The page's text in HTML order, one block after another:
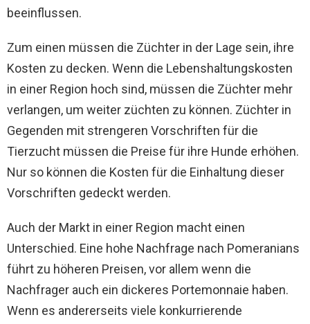
beeinflussen.
Zum einen müssen die Züchter in der Lage sein, ihre
Kosten zu decken. Wenn die Lebenshaltungskosten
in einer Region hoch sind, müssen die Züchter mehr
verlangen, um weiter züchten zu können. Züchter in
Gegenden mit strengeren Vorschriften für die
Tierzucht müssen die Preise für ihre Hunde erhöhen.
Nur so können die Kosten für die Einhaltung dieser
Vorschriften gedeckt werden.
Auch der Markt in einer Region macht einen
Unterschied. Eine hohe Nachfrage nach Pomeranians
führt zu höheren Preisen, vor allem wenn die
Nachfrager auch ein dickeres Portemonnaie haben.
Wenn es andererseits viele konkurrierende